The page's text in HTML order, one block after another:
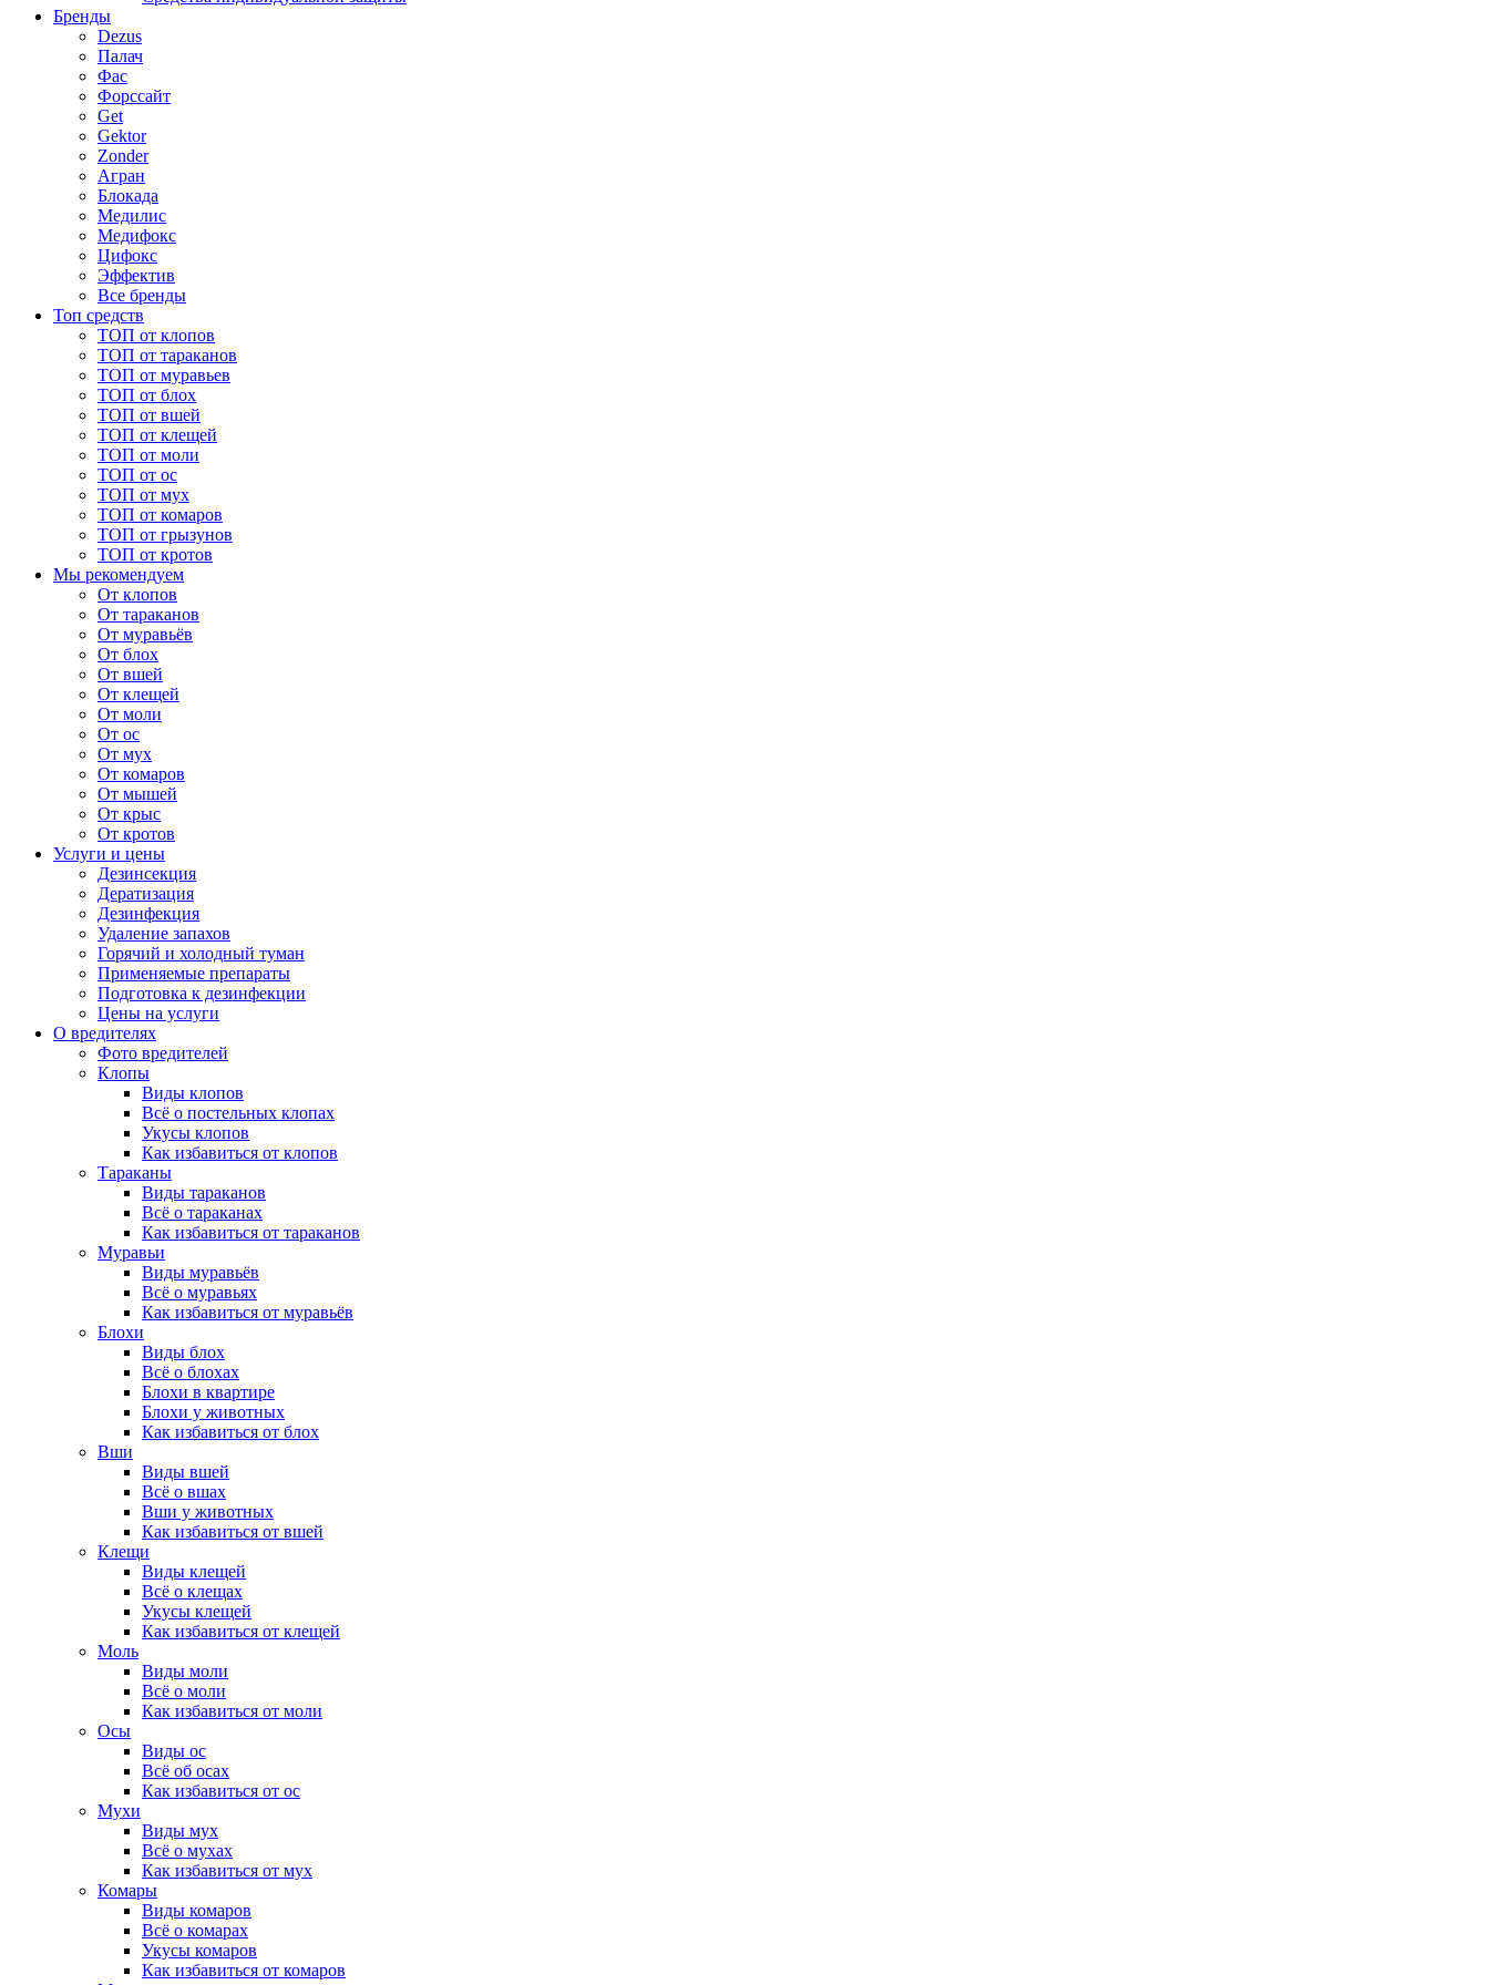
Бренды
Dezus
Палач
Фас
Форcсайт
Get
Gektor
Zonder
Агран
Блокада
Медилис
Медифокс
Цифокс
Эффектив
Все бренды
Топ средств
ТОП от клопов
ТОП от тараканов
ТОП от муравьев
ТОП от блох
ТОП от вшей
ТОП от клещей
ТОП от моли
ТОП от ос
ТОП от мух
ТОП от комаров
ТОП от грызунов
ТОП от кротов
Мы рекомендуем
От клопов
От тараканов
От муравьёв
От блох
От вшей
От клещей
От моли
От ос
От мух
От комаров
От мышей
От крыс
От кротов
Услуги и цены
Дезинсекция
Дератизация
Дезинфекция
Удаление запахов
Горячий и холодный туман
Применяемые препараты
Подготовка к дезинфекции
Цены на услуги
О вредителях
Фото вредителей
Клопы
Виды клопов
Всё о постельных клопах
Укусы клопов
Как избавиться от клопов
Тараканы
Виды тараканов
Всё о тараканах
Как избавиться от тараканов
Муравьи
Виды муравьёв
Всё о муравьях
Как избавиться от муравьёв
Блохи
Виды блох
Всё о блохах
Блохи в квартире
Блохи у животных
Как избавиться от блох
Вши
Виды вшей
Всё о вшах
Вши у животных
Как избавиться от вшей
Клещи
Виды клещей
Всё о клещах
Укусы клещей
Как избавиться от клещей
Моль
Виды моли
Всё о моли
Как избавиться от моли
Осы
Виды ос
Всё об осах
Как избавиться от ос
Мухи
Виды мух
Всё о мухах
Как избавиться от мух
Комары
Виды комаров
Всё о комарах
Укусы комаров
Как избавиться от комаров